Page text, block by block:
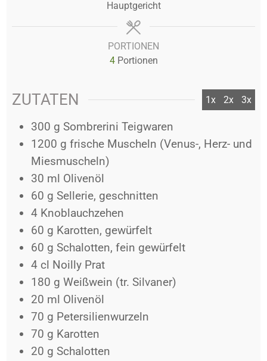
Hauptgericht
PORTIONEN
4 Portionen
ZUTATEN 1x 2x 3x
300 g Sombrerini Teigwaren
1200 g frische Muscheln (Venus-, Herz- und
Miesmuscheln)
30 ml Olivenöl
60 g Sellerie, geschnitten
4 Knoblauchzehen
60 g Karotten, gewürfelt
60 g Schalotten, fein gewürfelt
4 cl Noilly Prat
180 g Weißwein (tr. Silvaner)
20 ml Olivenöl
70 g Petersilienwurzeln
70 g Karotten
20 g Schalotten